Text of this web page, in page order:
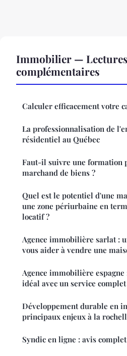
Immobilier — Lectures
complémentaires
Calculer efficacement votre
La professionnalisation de
résidentiel au Québec
Faut-il suivre une formation
marchand de biens ?
Quel est le potentiel d'une
une zone périurbaine en
locatif ?
Agence immobilière sarlat :
vous aider à vendre une
Agence immobilière
idéal avec un service complet
Développement durable en
principaux enjeux à la
Syndic en ligne : avis